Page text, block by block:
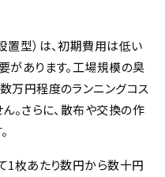
置型）は、初期費用は低い
があります。工場規模の臭
万円程度のランニングコス
。さらに、散布や交換の作
1枚あたり数円から数十円